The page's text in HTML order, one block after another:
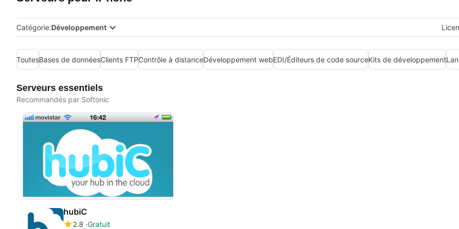
Catégorie:Développement
ToutesBases de donnéesClients FTPContrôle à distanceDéveloppement webEDI/Éditeurs de code sourceKits de développement
Serveurs essentiels
Recommandés par Softonic
hubiC
2.8 Gratuit